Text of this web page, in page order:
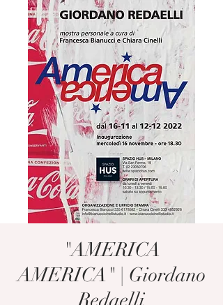
"AMERICA
AMERICA" | Giordano
Redaelli